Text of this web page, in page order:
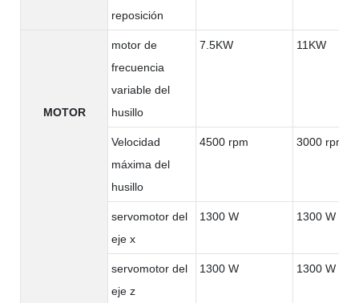
reposición
MOTOR
motor de
frecuencia
variable del
husillo
7.5KW 11KW
Velocidad
máxima del
husillo
4500 rpm 3000 rpm
servomotor del
eje x
1300 W 1300 W
servomotor del
eje z
1300 W 1300 W